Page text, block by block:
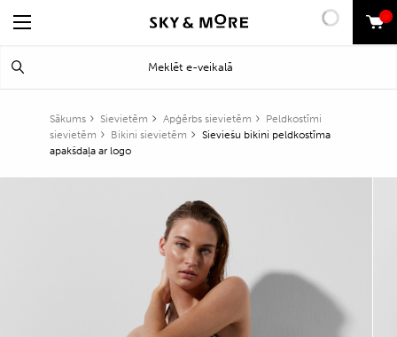
0
Sākums Sievietēm Apģērbs sievietēm
Peldkostīmi
sievietēm
Bikini sievietēm
Sieviešu bikini peldkostīma
apakšdaļa ar logo